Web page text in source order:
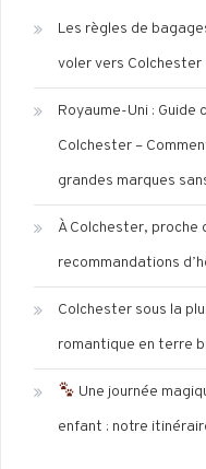
Les règles de
voler vers Colchester
Royaume-Uni :
Colchester –
grandes marques
À Colchester, proche
recommandations
Colchester sous la
romantique en terre
Une journée
enfant : notre